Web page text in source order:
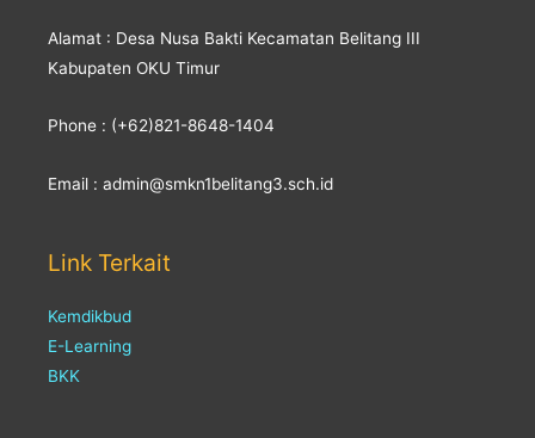
Alamat : Desa Nusa Bakti Kecamatan Belitang III
Kabupaten OKU Timur
Phone : (+62)821-8648-1404
Email : admin@smkn1belitang3.sch.id
Link Terkait
Kemdikbud
E-Learning
BKK